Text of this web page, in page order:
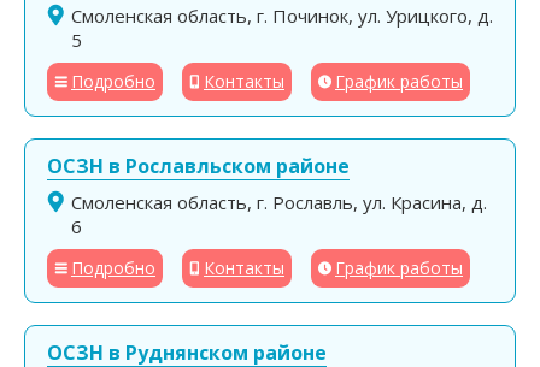
Смоленская область, г. Починок, ул. Урицкого, д.
5
Подробно Контакты График работы
ОСЗН в Рославльском районе
Смоленская область, г. Рославль, ул. Красина, д.
6
Подробно Контакты График работы
ОСЗН в Руднянском районе